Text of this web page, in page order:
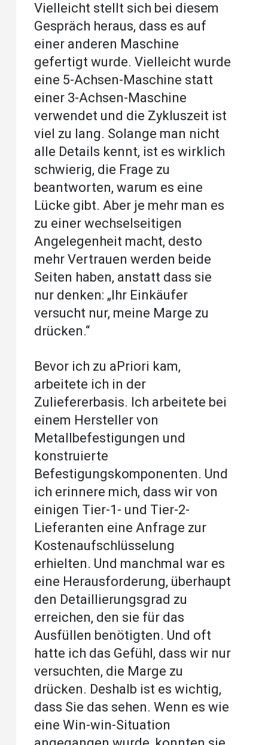
Vielleicht stellt sich bei diesem
Gespräch heraus, dass es auf
einer anderen Maschine
gefertigt wurde. Vielleicht wurde
eine 5-Achsen-Maschine statt
einer 3-Achsen-Maschine
verwendet und die Zykluszeit ist
viel zu lang. Solange man nicht
alle Details kennt, ist es wirklich
schwierig, die Frage zu
beantworten, warum es eine
Lücke gibt. Aber je mehr man es
zu einer wechselseitigen
Angelegenheit macht, desto
mehr Vertrauen werden beide
Seiten haben, anstatt dass sie
nur denken: „Ihr Einkäufer
versucht nur, meine Marge zu
drücken.“
Bevor ich zu aPriori kam,
arbeitete ich in der
Zuliefererbasis. Ich arbeitete bei
einem Hersteller von
Metallbefestigungen und
konstruierte
Befestigungskomponenten. Und
ich erinnere mich, dass wir von
einigen Tier-1- und Tier-2-
Lieferanten eine Anfrage zur
Kostenaufschlüsselung
erhielten. Und manchmal war es
eine Herausforderung, überhaupt
den Detaillierungsgrad zu
erreichen, den sie für das
Ausfüllen benötigten. Und oft
hatte ich das Gefühl, dass wir nur
versuchten, die Marge zu
drücken. Deshalb ist es wichtig,
dass Sie das sehen. Wenn es wie
eine Win-win-Situation